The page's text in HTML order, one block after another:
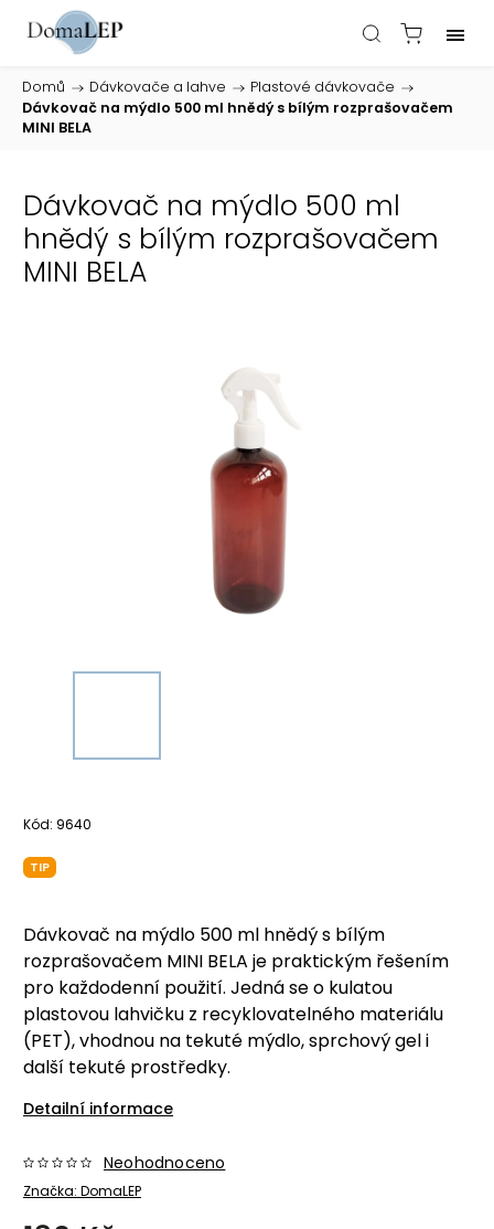
Domů / Dávkovače a lahve / Plastové dávkovače /
Dávkovač na mýdlo 500 ml hnědý s bílým rozprašovačem
MINI BELA
Dávkovač na mýdlo 500 ml
hnědý s bílým rozprašovačem
MINI BELA
Kód: 9640
TIP
Dávkovač na mýdlo 500 ml hnědý s bílým
rozprašovačem MINI BELA je praktickým řešením
pro každodenní použití. Jedná se o kulatou
plastovou lahvičku z recyklovatelného materiálu
(PET), vhodnou na tekuté mýdlo, sprchový gel i
další tekuté prostředky.
Detailní informace
Značka: DomaLEP
Neohodnoceno